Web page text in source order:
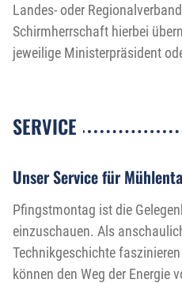
Landes- oder
Schirmherrschaft hierbei
jeweilige Ministerpräsident
SERVICE
Unser Service für
Pfingstmontag ist die
einzuschauen. Als
Technikgeschichte
können den Weg der Energie